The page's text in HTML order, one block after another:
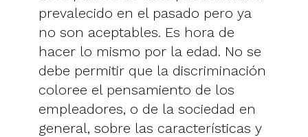
prevalecido en el pasado pero ya
no son aceptables. Es hora de
hacer lo mismo por la edad. No se
debe permitir que la discriminación
coloree el pensamiento de los
empleadores, o de la sociedad en
general, sobre las características y